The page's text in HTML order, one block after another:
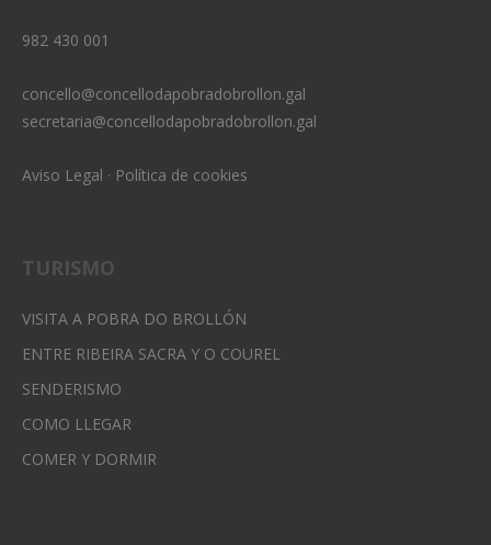
982 430 001
concello@concellodapobradobrollon.gal
secretaria@concellodapobradobrollon.gal
Aviso Legal · Política de cookies
TURISMO
VISITA A POBRA DO BROLLÓN
ENTRE RIBEIRA SACRA Y O COUREL
SENDERISMO
COMO LLEGAR
COMER Y DORMIR